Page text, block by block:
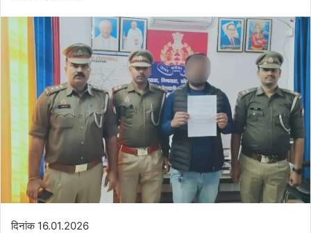
दिनांक 16.01.2026